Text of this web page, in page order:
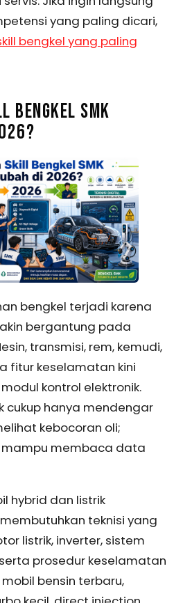
yang paling dicari,
bengkel yang paling
BENGKEL SMK
bengkel terjadi karena
bergantung pada
transmisi, rem, kemudi,
fitur keselamatan kini
kontrol elektronik.
cukup hanya mendengar
kebocoran oli;
mampu membaca data
hybrid dan listrik
teknisi yang
listrik, inverter, sistem
prosedur keselamatan
mobil bensin terbaru,